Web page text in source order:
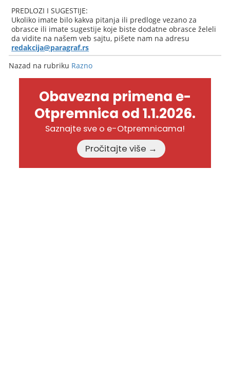
PREDLOZI I SUGESTIJE:
Ukoliko imate bilo kakva pitanja ili predloge vezano za
obrasce ili imate sugestije koje biste dodatne obrasce želeli
da vidite na našem veb sajtu, pišete nam na adresu
redakcija@paragraf.rs
Nazad na rubriku Razno
Obavezna primena e-
Otpremnica od 1.1.2026.
Saznajte sve o e-Otpremnicama!
Pročitajte više →